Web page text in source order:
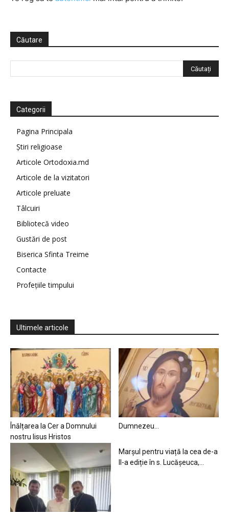
Căutare
Categorii
Pagina Principala
Știri religioase
Articole Ortodoxia.md
Articole de la vizitatori
Articole preluate
Tâlcuiri
Bibliotecă video
Gustări de post
Biserica Sfinta Treime
Contacte
Profețiile timpului
Ultimele articole
Înălțarea la Cer a Domnului
nostru Iisus Hristos
Dumnezeu…
Marșul pentru viață la cea de-a
II-a ediție în s. Lucășeuca,...